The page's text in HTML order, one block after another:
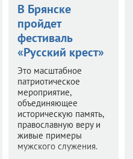
В Брянске
пройдет
фестиваль
«Русский крест»
Это масштабное
патриотическое
мероприятие,
объединяющее
историческую память,
православную веру и
живые примеры
мужского служения.